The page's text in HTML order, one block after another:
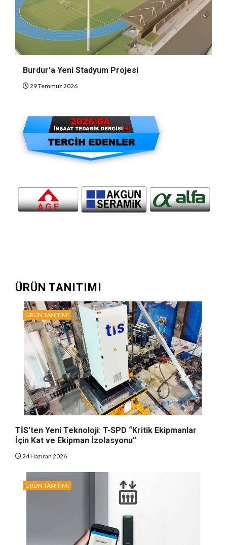
Burdur’a Yeni Stadyum Projesi
29 Temmuz 2026
ÜRÜN TANITIMI
ÜRÜN TANITIMI
TİS’ten Yeni Teknoloji: T-SPD “Kritik Ekipmanlar
İçin Kat ve Ekipman İzolasyonu”
24 Haziran 2026
ÜRÜN TANITIMI